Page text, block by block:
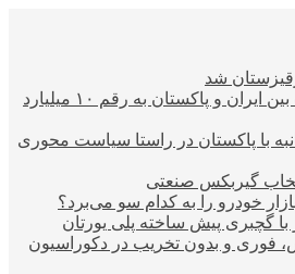
شد
افزایش حجم تجارت بین ایران و پاکستان به رقم ۱۰ میلیارد
با پاکستان در راستا سیاست محوری
گیربکس صنعتی
خودرو را به کدام سو می‌برد؟
با گچبری پیش ساخته پلی یورتان
فوری و بدون تخریب در دکوراسیون